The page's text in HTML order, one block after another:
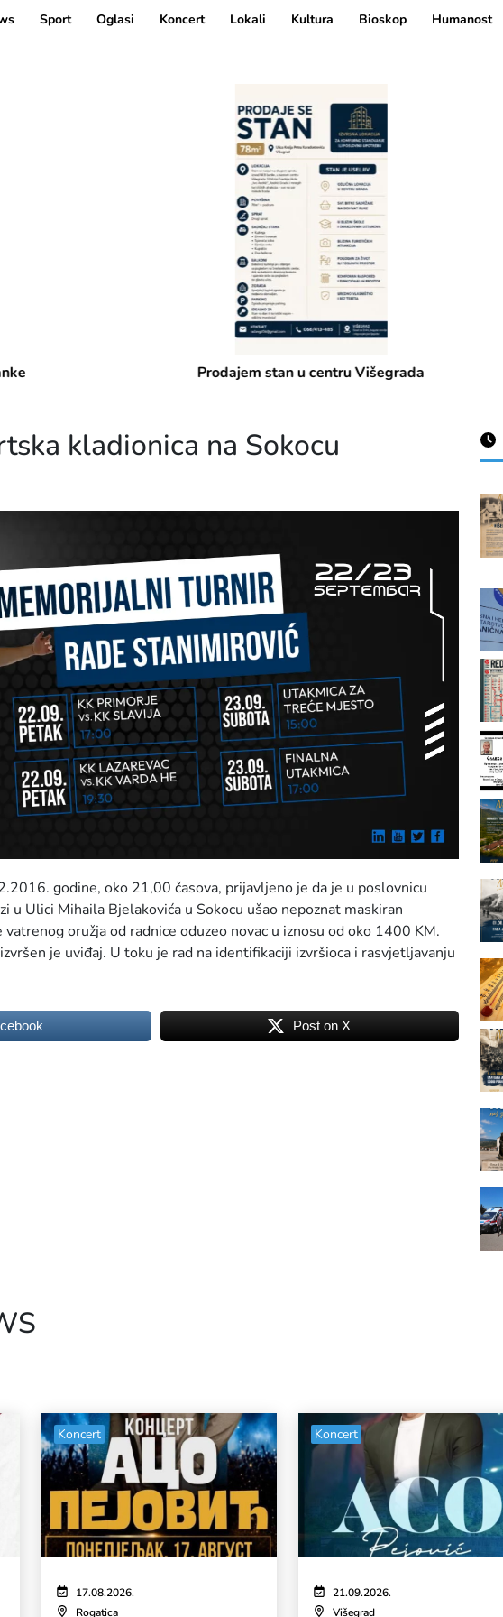
Sport Oglasi Koncert Lokali Kultura Bioskop Humanost
Prodajem stan u centru Višegrada
kladionica na Sokocu
godine, oko 21,00 časova, prijavljeno je da je u poslovnicu
u Ulici Mihaila Bjelakovića u Sokocu ušao nepoznat maskiran
oružja od radnice oduzeo novac u iznosu od oko 1400 KM.
je uviđaj. U toku je rad na identifikaciji izvršioca i rasvjetljavanju
Post on X
Koncert
17.08.2026.
Rogatica
Koncert
21.09.2026.
Višegrad